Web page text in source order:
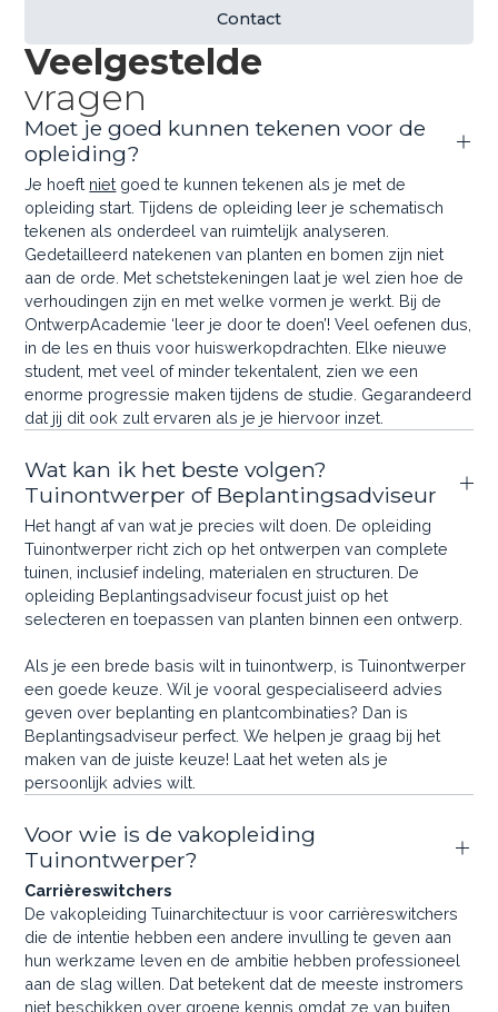
Contact
Veelgestelde
vragen
Moet je goed kunnen tekenen voor de
opleiding?
Je hoeft niet goed te kunnen tekenen als je met de
opleiding start. Tijdens de opleiding leer je schematisch
tekenen als onderdeel van ruimtelijk analyseren.
Gedetailleerd natekenen van planten en bomen zijn niet
aan de orde. Met schetstekeningen laat je wel zien hoe de
verhoudingen zijn en met welke vormen je werkt. Bij de
OntwerpAcademie ‘leer je door te doen’! Veel oefenen dus,
in de les en thuis voor huiswerkopdrachten. Elke nieuwe
student, met veel of minder tekentalent, zien we een
enorme progressie maken tijdens de studie. Gegarandeerd
dat jij dit ook zult ervaren als je je hiervoor inzet.
Wat kan ik het beste volgen?
Tuinontwerper of Beplantingsadviseur
Het hangt af van wat je precies wilt doen. De opleiding
Tuinontwerper richt zich op het ontwerpen van complete
tuinen, inclusief indeling, materialen en structuren. De
opleiding Beplantingsadviseur focust juist op het
selecteren en toepassen van planten binnen een ontwerp.
Als je een brede basis wilt in tuinontwerp, is Tuinontwerper
een goede keuze. Wil je vooral gespecialiseerd advies
geven over beplanting en plantcombinaties? Dan is
Beplantingsadviseur perfect. We helpen je graag bij het
maken van de juiste keuze! Laat het weten als je
persoonlijk advies wilt.
Voor wie is de vakopleiding
Tuinontwerper?
Carrièreswitchers
De vakopleiding Tuinarchitectuur is voor carrièreswitchers
die de intentie hebben een andere invulling te geven aan
hun werkzame leven en de ambitie hebben professioneel
aan de slag willen. Dat betekent dat de meeste instromers
niet beschikken over groene kennis omdat ze van buiten